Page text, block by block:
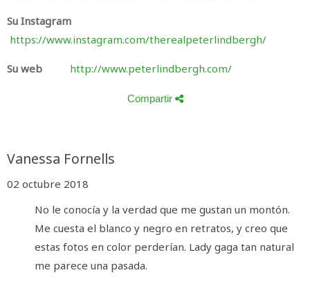
Su Instagram
https://www.instagram.com/therealpeterlindbergh/
Su web http://www.peterlindbergh.com/
Compartir
Vanessa Fornells
02 octubre 2018
No le conocía y la verdad que me gustan un montón.
Me cuesta el blanco y negro en retratos, y creo que
estas fotos en color perderían. Lady gaga tan natural
me parece una pasada.